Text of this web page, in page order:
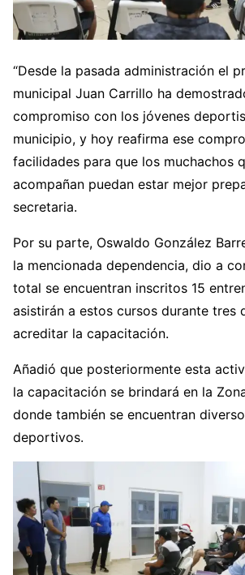
“Desde la pasada administración el
municipal Juan Carrillo ha
compromiso con los jóvenes
municipio, y hoy reafirma ese
facilidades para que los muchachos
acompañan puedan estar mejor
secretaria.
Por su parte, Oswaldo González
la mencionada dependencia, dio a
total se encuentran inscritos 15
asistirán a estos cursos durante tres
acreditar la capacitación.
Añadió que posteriormente esta
la capacitación se brindará en la
donde también se encuentran
deportivos.